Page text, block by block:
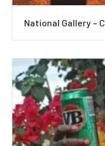
National Gallery –